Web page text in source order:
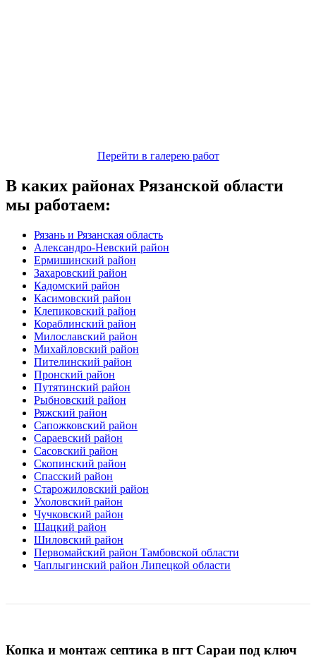
Перейти в галерею работ
В каких районах Рязанской области
мы работаем:
Рязань и Рязанская область
Александро-Невский район
Ермишинский район
Захаровский район
Кадомский район
Касимовский район
Клепиковский район
Кораблинский район
Милославский район
Михайловский район
Пителинский район
Пронский район
Путятинский район
Рыбновский район
Ряжский район
Сапожковский район
Сараевский район
Сасовский район
Скопинский район
Спасский район
Старожиловский район
Ухоловский район
Чучковский район
Шацкий район
Шиловский район
Первомайский район Тамбовской области
Чаплыгинский район Липецкой области
Копка и монтаж септика в пгт Сараи под ключ